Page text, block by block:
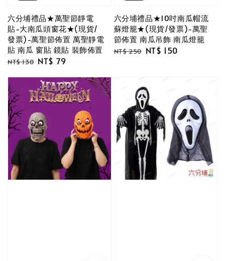
六分埔禮品★萬聖節靜電
貼-大南瓜頭窗花★(現貨/
發票)-萬聖節佈置 萬聖靜電
貼 南瓜 窗貼 鏡貼 裝飾佈置
Regular
NT$ 130 Sale
NT$ 79
六分埔禮品★10吋南瓜帽流
蘇燈籠★(現貨/發票)-萬聖
節佈置 南瓜吊飾 南瓜燈籠
Regular
NT$ 250 Sale
NT$ 150